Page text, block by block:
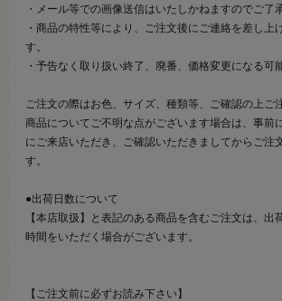
・メール等での画像送信はいたしかねますのでご了
・商品の特性等により、ご注文後にご連絡を差し上
す。
・予告なく取り扱い終了、廃番、価格変更になる可
ご注文の際はお色、サイズ、種類等、ご確認の上ご
商品についてご不明な点がございます場合は、事前
にご来店いただき、ご確認いただきましてからご注
す。
●出荷日数について
【本店取扱】と表記のある商品を含むご注文は、出
時間をいただく場合がございます。
【ご注文前に必ずお読み下さい】